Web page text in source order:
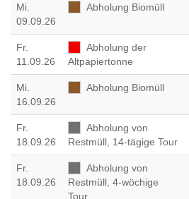
Mi.
09.09.26
Abholung Biomüll
Fr.
11.09.26
Abholung der
Altpapiertonne
Mi.
16.09.26
Abholung Biomüll
Fr.
18.09.26
Abholung von
Restmüll, 14-tägige Tour
Fr.
18.09.26
Abholung von
Restmüll, 4-wöchige
Tour